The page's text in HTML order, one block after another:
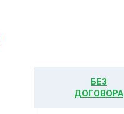
БЕЗ
ДОГОВОРА